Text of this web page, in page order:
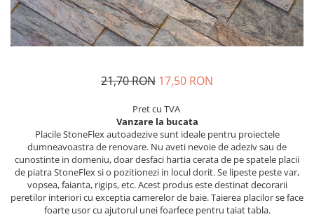
21,70 RON 17,50 RON
Pret cu TVA
Vanzare la bucata
Placile StoneFlex autoadezive sunt ideale pentru proiectele
dumneavoastra de renovare. Nu aveti nevoie de adeziv sau de
cunostinte in domeniu, doar desfaci hartia cerata de pe spatele placii
de piatra StoneFlex si o pozitionezi in locul dorit. Se lipeste peste var,
vopsea, faianta, rigips, etc. Acest produs este destinat decorarii
peretilor interiori cu exceptia camerelor de baie. Taierea placilor se face
foarte usor cu ajutorul unei foarfece pentru taiat tabla.